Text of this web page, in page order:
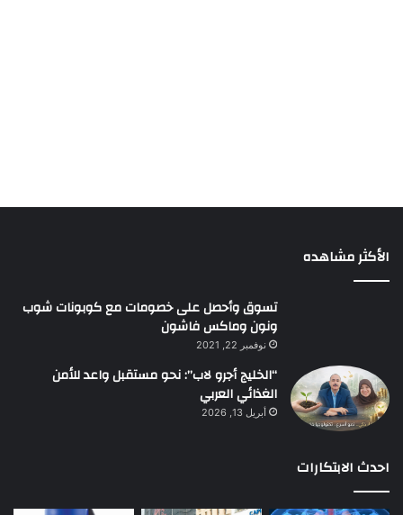
الأكثر مشاهده
تسوق وأحصل على خصومات مع كوبونات شوب
ونون وماكس فاشون
نوفمبر 22, 2021
“الخليج أجرو لاب”: نحو مستقبل واعد للأمن
الغذائي العربي
أبريل 13, 2026
احدث الابتكارات